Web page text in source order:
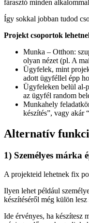
fárasztó minden
Így sokkal jobban tudod
Projekt csoportok
Munka – Otthon:
olyan nézet (pl. A
Ügyfelek, mint
adott ügyféllel épp
Ügyfeleken belül al-
az ügyfél random
Munkahely
készítés”, vagy akár
Alternatív
1) Személyes márka
A projekteid lehetnek fix
Ilyen lehet például
készítéséről még külön
Ide érvényes, ha készítesz